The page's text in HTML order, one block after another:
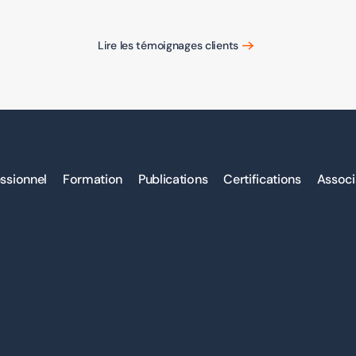
Lire les témoignages clients
Formation Publications Certifications